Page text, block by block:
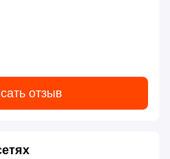
отзыв